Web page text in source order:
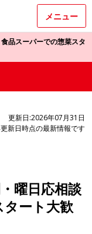
メニュー
品スーパーでの惣菜スタ
更新日:2026年07月31日
新日時点の最新情報です
曜日応相談
タート大歓